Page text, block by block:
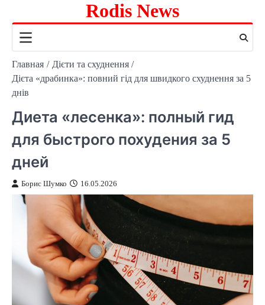
содержимому
Rodis News
Главная
Дієти та схуднення
Дієта «драбинка»: повний гід для швидкого схуднення за 5
днів
Диета «лесенка»: полный гид
для быстрого похудения за 5
дней
Борис Шумко 16.05.2026